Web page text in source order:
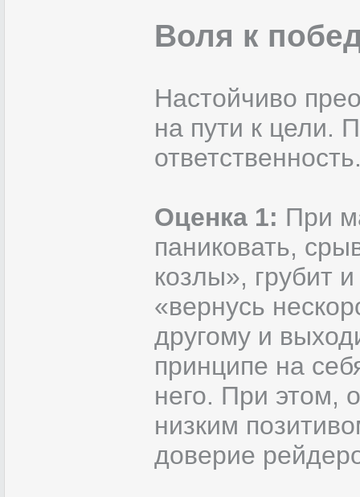
Воля к
Настойчиво
на пути к цели.
Оценка 1: При
паниковать,
козлы», грубит
«вернусь
другому и
принципе на
него. При этом,
низким
доверие